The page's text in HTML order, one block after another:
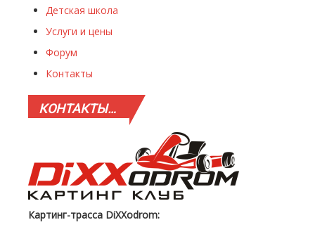
Детская школа
Услуги и цены
Форум
Контакты
КОНТАКТЫ…
Картинг-трасса DiXXodrom: